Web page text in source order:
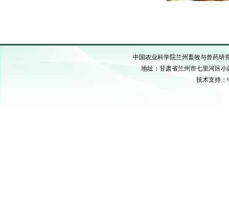
中国农业科学院兰州畜牧与兽药研
地址：甘肃省兰州市七里河区小
技术支持